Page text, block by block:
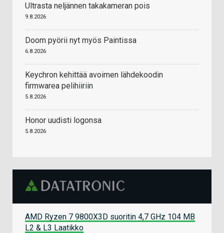
Ultrasta neljännen takakameran pois
9.8.2026
Doom pyörii nyt myös Paintissa
6.8.2026
Keychron kehittää avoimen lähdekoodin
firmwarea pelihiiriin
5.8.2026
Honor uudisti logonsa
5.8.2026
AMD Ryzen 7 9800X3D suoritin 4,7 GHz 104 MB
L2 & L3 Laatikko